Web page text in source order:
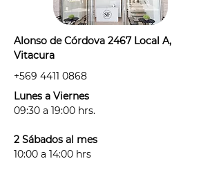
en la zona a tratar.
- Por protocolo, antes de agendar tu
tienes alguna afección de la piel
antes de tu sesión.
· tomando algún medicamento
considera antibióticos,
antihistamínicos, anticonceptivos y
Alonso de Córdova 2467 Local A,
Vitacura
+569 4411 0868
Lunes a Viernes
09:30 a 19:00 hrs.
2 Sábados al mes
10:00 a 14:00 hrs